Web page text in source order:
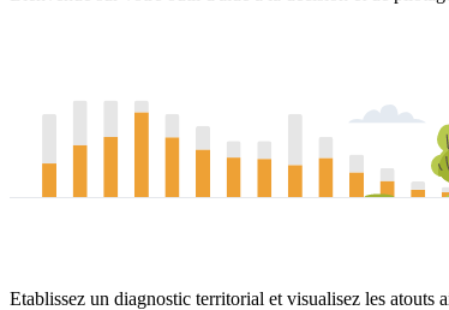
Etablissez un diagnostic territorial et visualisez les